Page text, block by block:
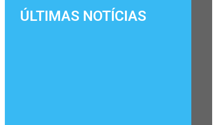
ÚLTIMAS NOTÍCIAS